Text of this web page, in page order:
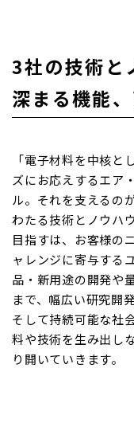
3社の技術
深まる機能
「電子材料を中核と
ズにお応えするエア
ル。それを支えるの
わたる技術とノウハ
目指すは、お客様の
ャレンジに寄与する
品・新用途の開発や
まで、幅広い研究開
そして持続可能な社
料や技術を生み出し
り開いていきます。